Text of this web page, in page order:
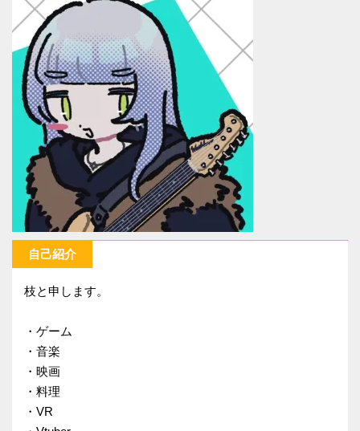
自己紹介
枝と申します。
・ゲーム
・音楽
・映画
・料理
・VR